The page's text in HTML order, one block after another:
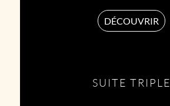
DÉCOUVRIR
SUITE TRIPLE